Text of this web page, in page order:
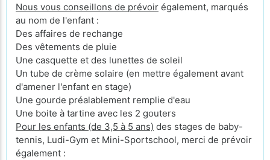
Nous vous conseillons de prévoir également, marqués
au nom de l'enfant :
Des affaires de rechange
Des vêtements de pluie
Une casquette et des lunettes de soleil
Un tube de crème solaire (en mettre également avant
d'amener l'enfant en stage)
Une gourde préalablement remplie d'eau
Une boite à tartine avec les 2 gouters
Pour les enfants (de 3,5 à 5 ans) des stages de baby-
tennis, Ludi-Gym et Mini-Sportschool, merci de prévoir
également :